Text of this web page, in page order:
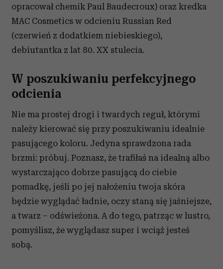
opracował chemik Paul Baudecroux) oraz kredka
MAC Cosmetics w odcieniu Russian Red
(czerwień z dodatkiem niebieskiego),
debiutantka z lat 80. XX stulecia.
W poszukiwaniu perfekcyjnego
odcienia
Nie ma prostej drogi i twardych reguł, którymi
należy kierować się przy poszukiwaniu idealnie
pasującego koloru. Jedyna sprawdzona rada
brzmi: próbuj. Poznasz, że trafiłaś na idealną albo
wystarczająco dobrze pasującą do ciebie
pomadkę, jeśli po jej nałożeniu twoja skóra
będzie wyglądać ładnie, oczy staną się jaśniejsze,
a twarz – odświeżona. A do tego, patrząc w lustro,
pomyślisz, że wyglądasz super i wciąż jesteś
sobą.